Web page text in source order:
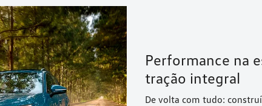
Performance na
tração integral
De volta com tudo: